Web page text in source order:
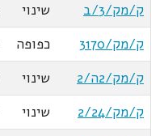
ק/מק/3/ב
שינוי
ק/מק/3170
כפופה
ק/מק/2ה/2
שינוי
ק/מק/2/24
שינוי